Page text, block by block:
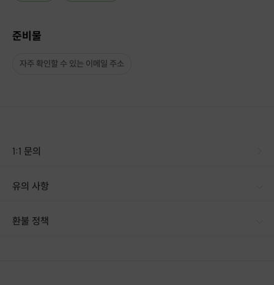
▶호스트는 누구일까요?
준비물
자주 확인할 수 있는 이메일 주소
1:1 문의
유의 사항
환불 정책